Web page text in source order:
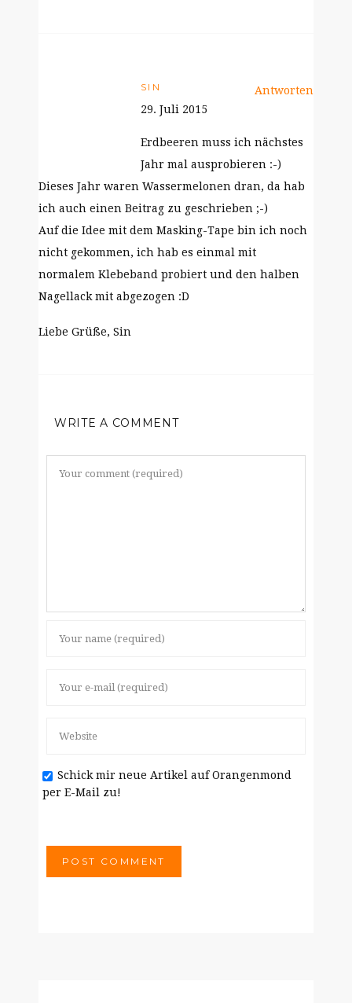
SIN
29. Juli 2015
Erdbeeren muss ich nächstes
Jahr mal ausprobieren :-)
Dieses Jahr waren Wassermelonen dran, da hab
ich auch einen Beitrag zu geschrieben ;-)
Auf die Idee mit dem Masking-Tape bin ich noch
nicht gekommen, ich hab es einmal mit
normalem Klebeband probiert und den halben
Nagellack mit abgezogen :D
Liebe Grüße, Sin
Antworten
WRITE A COMMENT
Schick mir neue Artikel auf Orangenmond
per E-Mail zu!